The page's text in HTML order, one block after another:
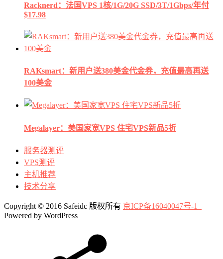
Racknerd：法国VPS 1核/1G/20G SSD/3T/1Gbps/年付
$17.98
RAKsmart：新用户送380美金代金券，充值最高再送
100美金
Megalayer：美国家宽VPS 住宅VPS新品5折
服务器测评
VPS测评
主机推荐
技术分享
Copyright © 2016 Safeidc 版权所有 京ICP备16040047号-1
Powered by WordPress